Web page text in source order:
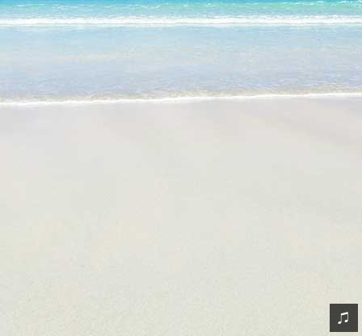
链接
归档